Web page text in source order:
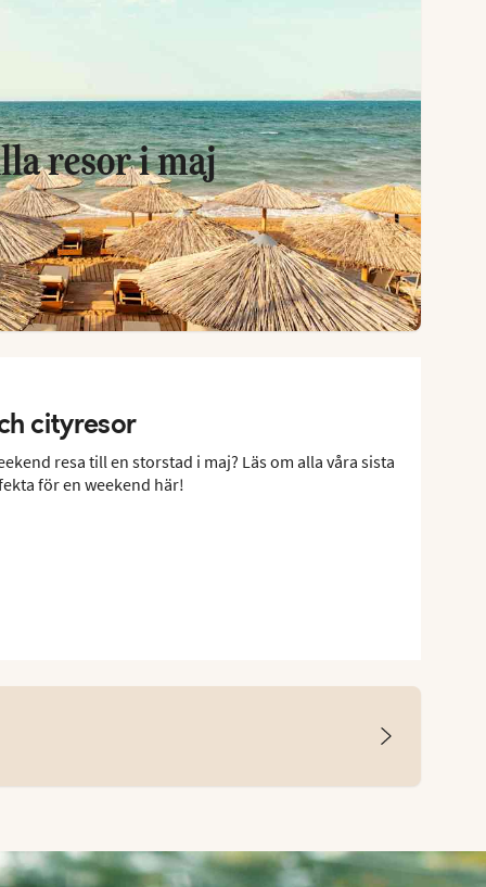
resor i maj
cityresor
resa till en storstad i maj? Läs om alla våra sista
för en weekend här!